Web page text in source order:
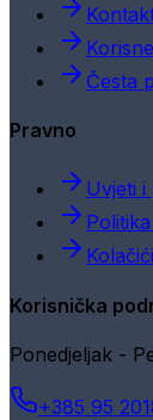
Česta
Pravno
Uvjeti i
Kolačići
Korisnička
Ponedjeljak -
+385 95